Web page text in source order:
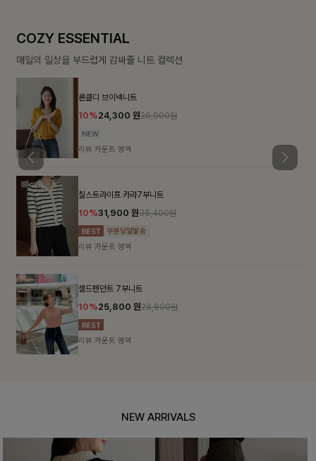
COZY ESSENTIAL
매일의 일상을 부드럽게 감싸줄 니트 컬렉션
론클디 브이넥니트
10%24,300원26,900원
리뷰 카운트 영역
칠스트라이프 카라7부니트
10%31,900원35,400원
리뷰 카운트 영역
셀드펜던트 7부니트
10%25,800원28,600원
리뷰 카운트 영역
NEW ARRIVALS